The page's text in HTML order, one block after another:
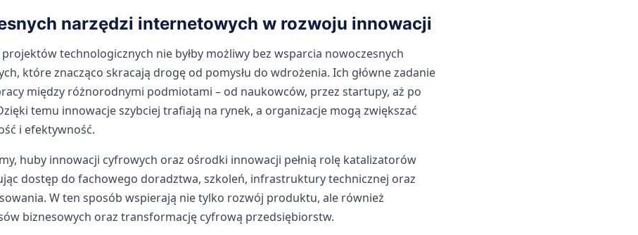
narzędzi internetowych w rozwoju innowacji
projektów technologicznych nie byłby możliwy bez wsparcia nowoczesnych
które znacząco skracają drogę od pomysłu do wdrożenia. Ich główne zadanie
między różnorodnymi podmiotami – od naukowców, przez startupy, aż po
temu innowacje szybciej trafiają na rynek, a organizacje mogą zwiększać
i efektywność.
huby innowacji cyfrowych oraz ośrodki innowacji pełnią rolę katalizatorów
dostęp do fachowego doradztwa, szkoleń, infrastruktury technicznej oraz
W ten sposób wspierają nie tylko rozwój produktu, ale również
biznesowych oraz transformację cyfrową przedsiębiorstw.